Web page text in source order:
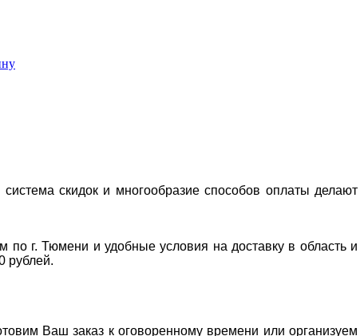
скидок и многообразие способов оплаты делают
г. Тюмени и удобные условия на доставку в область и
рублей.
Ваш заказ к оговоренному времени или организуем